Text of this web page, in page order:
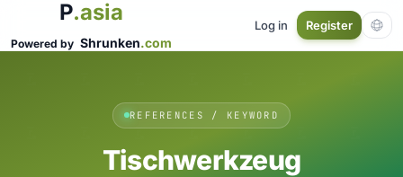
P.asia
Powered by Shrunken.com
Log in Register
REFERENCES / KEYWORD
Tischwerkzeug